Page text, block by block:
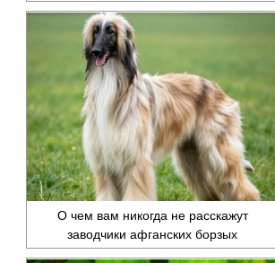
О чем вам никогда не расскажут
заводчики афганских борзых